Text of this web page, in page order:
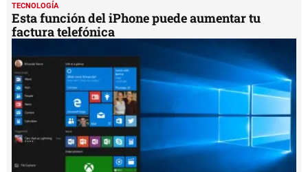
TECNOLOGÍA
Esta función del iPhone puede aumentar tu
factura telefónica